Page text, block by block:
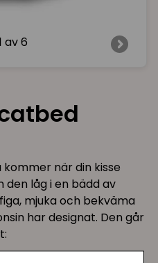
av 6
när din kisse
låg i en bädd av
mjuka och bekväma
har designat. Den går
drömlikt gömställe,